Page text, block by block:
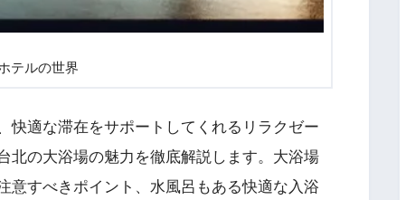
テルの世界
快適な滞在をサポートしてくれるリラクゼー
北の大浴場の魅力を徹底解説します。大浴場
意すべきポイント、水風呂もある快適な入浴